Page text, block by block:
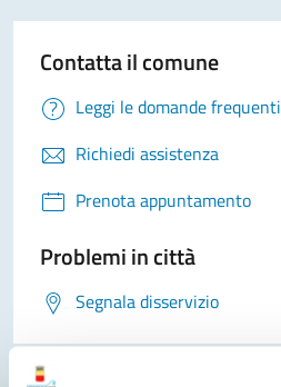
Contatta il comune
Leggi le domande frequenti
Richiedi assistenza
Prenota appuntamento
Problemi in città
Segnala disservizio